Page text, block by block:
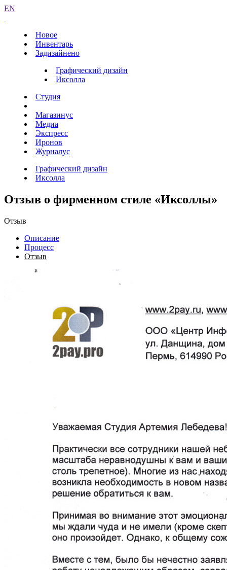
EN
Новое
Инвентарь
Задизайнено
Графический дизайн
Иксолла
Студия
Магазинус
Медиа
Экспресс
Иронов
Журналус
Графический дизайн
Иксолла
Отзыв о фирменном стиле «Иксоллы»
Отзыв
Описание
Процесс
Отзыв